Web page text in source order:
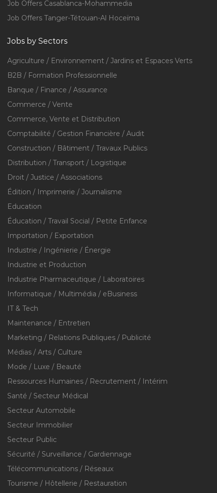
Job Offers Casablanca-Mohammedia
Job Offers Tanger-Tétouan-Al Hoceïma
Jobs by Sectors
Agriculture / Environnement / Jardins et Espaces Verts
B2B / Formation Professionnelle
Banque / Finance / Assurance
Commerce / Vente
Commerce, Vente et Distribution
Comptabilité / Gestion Financière / Audit
Construction / Bâtiment / Travaux Publics
Distribution / Transport / Logistique
Droit / Justice / Associations
Édition / Imprimerie / Journalisme
Education
Éducation / Travail Social / Petite Enfance
Importation / Exportation
Industrie / Ingénierie / Énergie
Industrie et Production
Industrie Pharmaceutique / Laboratoires
Informatique / Multimédia / eBusiness
IT & Tech
Maintenance / Entretien
Marketing / Relations Publiques / Publicité
Médias / Arts / Culture
Mode / Luxe / Beauté
Ressources Humaines / Recrutement / Intérim
Santé / Secteur Médical
Secteur Automobile
Secteur Immobilier
Secteur Public
Sécurité / Surveillance / Gardiennage
Télécommunications / Réseaux
Tourisme / Hôtellerie / Restauration